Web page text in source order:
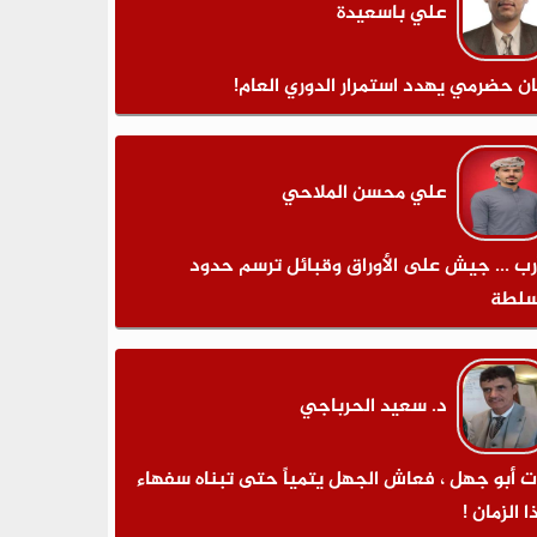
علي باسعيدة
حضرمي يهدد استمرار الدوري العام!
علي محسن الملاحي
... جيش على الأوراق وقبائل ترسم حدود
د. سعيد الحرباجي
أبو جهل ، فعاش الجهل يتمياً حتى تبناه سفهاء
الزمان !